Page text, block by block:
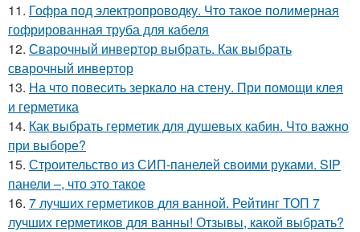
11. Гофра под электропроводку. Что такое полимерная
гофрированная труба для кабеля
12. Сварочный инвертор выбрать. Как выбрать
сварочный инвертор
13. На что повесить зеркало на стену. При помощи клея
и герметика
14. Как выбрать герметик для душевых кабин. Что важно
при выборе?
15. Строительство из СИП-панелей своими руками. SIP
панели –, что это такое
16. 7 лучших герметиков для ванной. Рейтинг ТОП 7
лучших герметиков для ванны! Отзывы, какой выбрать?